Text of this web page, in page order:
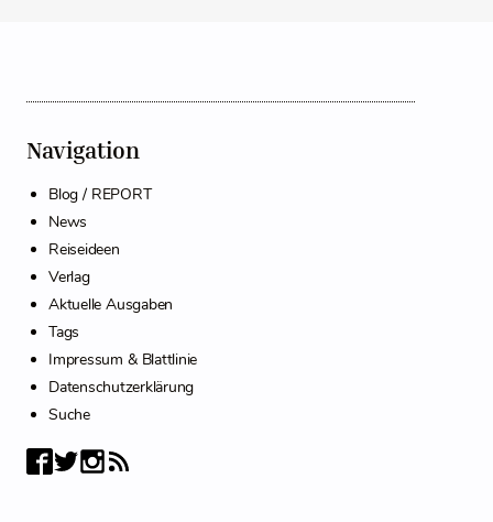
Navigation
Blog / REPORT
News
Reiseideen
Verlag
Aktuelle Ausgaben
Tags
Impressum & Blattlinie
Datenschutzerklärung
Suche